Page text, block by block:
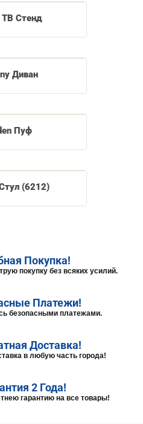
ТВ Стенд
Диван
Пуф
(6212)
Покупка!
покупку без всяких усилий.
Платежи!
безопасными платежами.
Доставка!
в любую часть города!
2 Года!
гарантию на все товары!